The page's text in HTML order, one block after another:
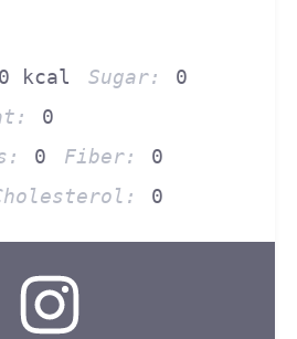
kcal Sugar:
0
0
0 Fiber:
0
0